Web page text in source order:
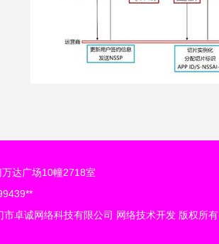
达广场10幢2718室
市卓诚网络科技有限公司 网络技术开发版权所有